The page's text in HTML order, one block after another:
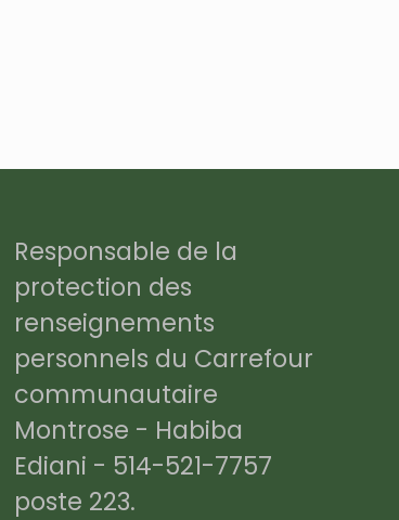
Responsable de la
protection des
renseignements
personnels du Carrefour
communautaire
Montrose - Habiba
Ediani - 514-521-7757
poste 223.